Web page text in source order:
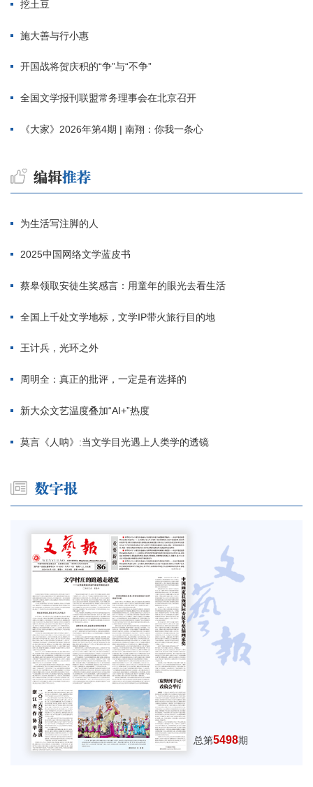
挖土豆
施大善与行小惠
开国战将贺庆积的“争”与“不争”
全国文学报刊联盟常务理事会在北京召开
《大家》2026年第4期 | 南翔：你我一条心
为生活写注脚的人
2025中国网络文学蓝皮书
蔡皋领取安徒生奖感言：用童年的眼光去看生活
全国上千处文学地标，文学IP带火旅行目的地
王计兵，光环之外
周明全：真正的批评，一定是有选择的
新大众文艺温度叠加“AI+”热度
莫言《人呐》:当文学目光遇上人类学的透镜
总第5498期